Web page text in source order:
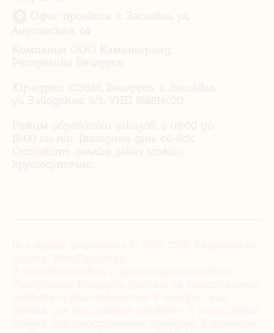
Офис проекта: г. Заславль, ул.
Анусинская, 44
Компания ООО Каменьгранд,
Республика Беларусь
Юр.адрес: 223036, Беларусь, г. Заславль,
ул. Заводская, 9/3, УНП 691814020
Режим обработки заказов: с 09:00 до
18:00 пн-пт. Выходные дни: сб-вск.
Оставить онлайн заказ можно
круглосуточно.